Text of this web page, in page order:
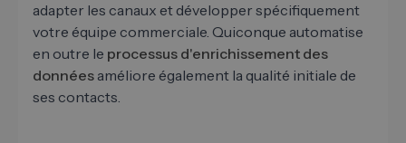
adapter les canaux et développer spécifiquement
votre équipe commerciale. Quiconque automatise
en outre le processus d'enrichissement des
données améliore également la qualité initiale de
ses contacts.